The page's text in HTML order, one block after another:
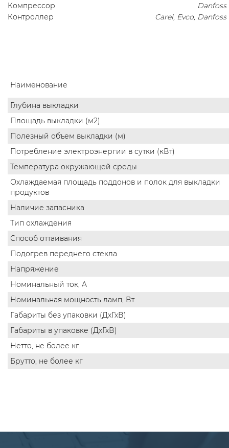
Компрессор
Danfoss
Контроллер
Carel, Evco, Danfoss
Наименование
Глубина выкладки
Площадь выкладки (м2)
Полезный объем выкладки (м)
Потребление электроэнергии в сутки (кВт)
Температура окружающей среды
Охлаждаемая площадь поддонов и полок для выкладки
продуктов
Наличие запасника
Тип охлаждения
Способ оттаивания
Подогрев переднего стекла
Напряжение
Номинальный ток, A
Номинальная мощность ламп, Вт
Габариты без упаковки (ДхГхВ)
Габариты в упаковке (ДхГхВ)
Нетто, не более кг
Брутто, не более кг